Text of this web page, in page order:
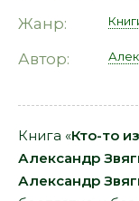
Жанр:
Автор:
Книга «Кто-то
Александр
Александр